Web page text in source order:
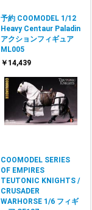
予約 COOMODEL 1/12
Heavy Centaur Paladin
アクションフィギュア
ML005
￥14,439
COOMODEL SERIES
OF EMPIRES
TEUTONIC KNIGHTS /
CRUSADER
WARHORSE 1/6 フィギ